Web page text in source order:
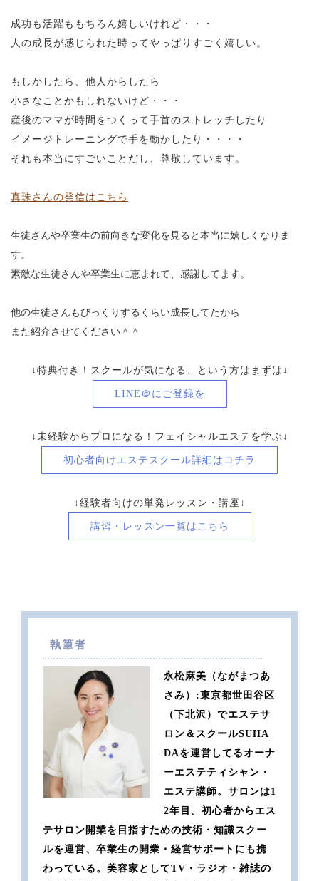
成功も活躍ももちろん嬉しいけれど・・・
人の成長が感じられた時ってやっぱりすごく嬉しい。
もしかしたら、他人からしたら
小さなことかもしれないけど・・・
産後のママが時間をつくって手首のストレッチしたり
イメージトレーニングで手を動かしたり・・・・
それも本当にすごいことだし、尊敬しています。
真珠さんの発信はこちら
生徒さんや卒業生の前向きな変化を見ると本当に嬉しくなりま
す。
素敵な生徒さんや卒業生に恵まれて、感謝してます。
他の生徒さんもびっくりするくらい成長してたから
また紹介させてください＾＾
↓ 特典付き！スクールが気になる、という方はまずは ↓
LINE＠にご登録を
↓未経験からプロになる！フェイシャルエステを学ぶ↓
初心者向け エステスクール詳細はコチラ
↓経験者向けの単発レッスン・講座↓
講習・レッスン一覧はこちら
執筆者
永松麻美（ながまつあ
さみ）:東京都世田谷区
（下北沢）でエステサ
ロン＆スクールSUHA
DAを運営してるオーナ
ーエステティシャン・
エステ講師。サロンは1
2年目。初心者からエス
テサロン開業を目指すための技術・知識スクー
ルを運営、卒業生の開業・経営サポートにも携
わっている。美容家としてTV・ラジオ・雑誌の